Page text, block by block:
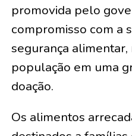
promovida pelo
compromisso com a
segurança
população em uma
doação.
Os alimentos